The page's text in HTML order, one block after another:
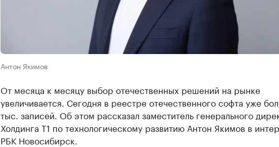
Антон Якимов
От месяца к месяцу выбор отечественных решений на рынке
увеличивается. Сегодня в реестре отечественного софта уже
тыс. записей. Об этом рассказал заместитель генерального
Холдинга Т1 по технологическому развитию Антон Якимов в
РБК Новосибирск.